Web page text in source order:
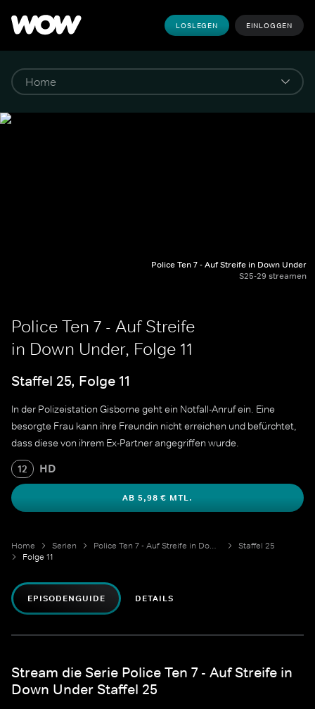
LOSLEGEN EINLOGGEN
Police Ten 7 - Auf Streife in Down Under
S25-29 streamen
Police Ten 7 - Auf Streife
in Down Under, Folge 11
Staffel 25, Folge 11
In der Polizeistation Gisborne geht ein Notfall-Anruf ein. Eine
besorgte Frau kann ihre Freundin nicht erreichen und befürchtet,
dass diese von ihrem Ex-Partner angegriffen wurde.
12 HD
AB 5,98 € MTL.
Home Serien Police Ten 7 - Auf Streife in Down Under
Staffel 25
Folge 11
EPISODENGUIDE DETAILS
Stream die Serie Police Ten 7 - Auf Streife in
Down Under Staffel 25